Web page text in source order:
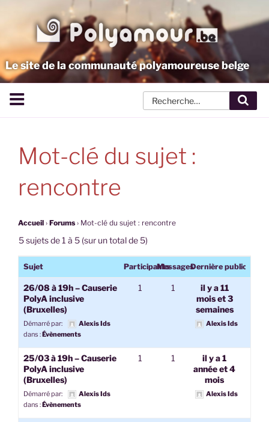
principal
Le site de la communauté polyamoureuse belge
Mot-clé du sujet :
rencontre
Accueil › Forums › Mot-clé du sujet : rencontre
5 sujets de 1 à 5 (sur un total de 5)
Sujet ParticipantsMessagesDernière publication
26/08 à 19h – Causerie
PolyA inclusive
(Bruxelles)
Démarré par:
Alexis Ids
dans :Évènements
1 1
il y a 11
mois et 3
semaines
Alexis Ids
25/03 à 19h – Causerie
PolyA inclusive
(Bruxelles)
Démarré par:
Alexis Ids
dans :Évènements
1 1
il y a 1
année et 4
mois
Alexis Ids